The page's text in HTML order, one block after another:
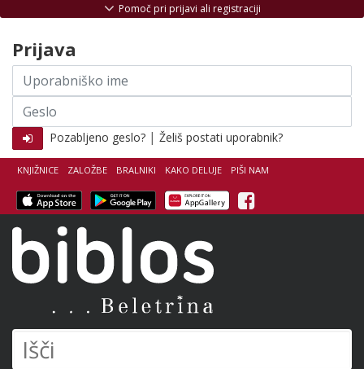
KNJIŽNICE ZALOŽBE BRALNIKI KAKO DELUJE PIŠI NAM
Facebook
Pomoč pri prijavi ali registraciji
Prijava
Uporabniško
ime
Geslo
Pozabljeno geslo? | Želiš postati uporabnik?